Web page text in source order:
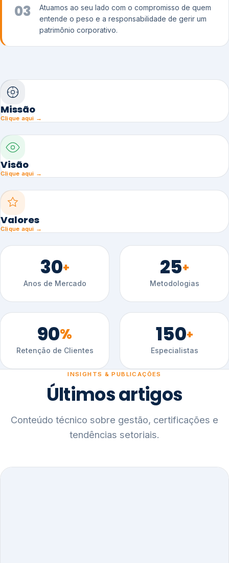
03
Atuamos ao seu lado com o compromisso de quem
entende o peso e a responsabilidade de gerir um
patrimônio corporativo.
Missão
Clique aqui →
Visão
Clique aqui →
Valores
Clique aqui →
30+
Anos de Mercado
25+
Metodologias
90%
Retenção de Clientes
150+
Especialistas
INSIGHTS & PUBLICAÇÕES
Últimos artigos
Conteúdo técnico sobre gestão, certificações e
tendências setoriais.